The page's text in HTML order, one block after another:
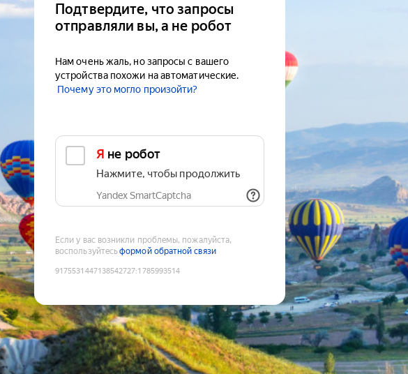
Подтвердите, что запросы
отправляли вы, а не робот
Нам очень жаль, но запросы с вашего
устройства похожи на автоматические.
Почему это могло произойти?
Я не робот
Нажмите, чтобы продолжить
Yandex SmartCaptcha
Если у вас возникли проблемы, пожалуйста,
воспользуйтесьформой обратной связи
9175531447138542727:1785993514